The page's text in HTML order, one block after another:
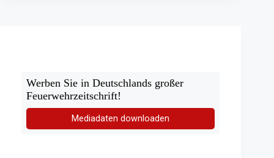
Werben Sie in Deutschlands großer
Feuerwehrzeitschrift!
Mediadaten downloaden